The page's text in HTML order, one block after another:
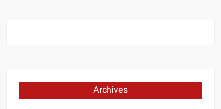
Archives